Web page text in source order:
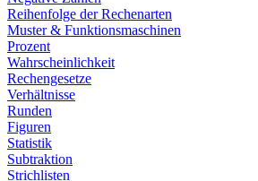
Reihenfolge der Rechenarten
Muster & Funktionsmaschinen
Prozent
Wahrscheinlichkeit
Rechengesetze
Verhältnisse
Runden
Figuren
Statistik
Subtraktion
Strichlisten